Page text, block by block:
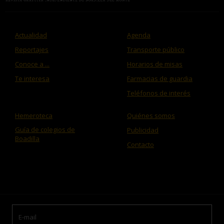
Actualidad
Reportajes
Conoce a ...
Te interesa
Agenda
Transporte público
Horarios de misas
Farmacias de guardia
Teléfonos de interés
Hemeroteca
Guía de colegios de
Boadilla
Quiénes somos
Publicidad
Contacto